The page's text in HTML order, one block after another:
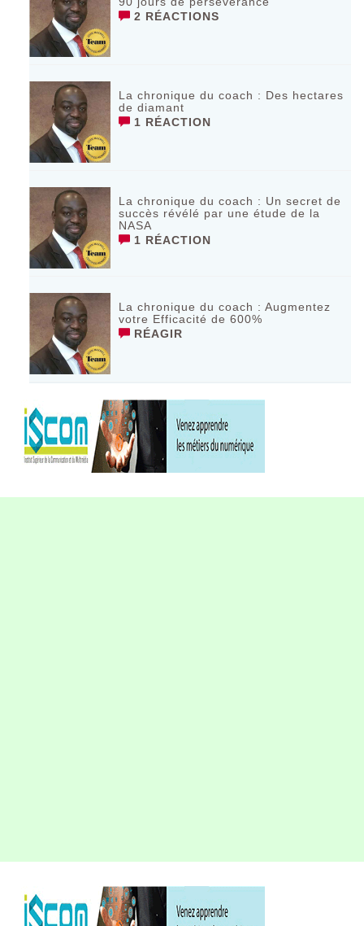
2 RÉACTIONS
La chronique du coach : Des hectares
de diamant
1 RÉACTION
La chronique du coach : Un secret de
succès révélé par une étude de la
NASA
1 RÉACTION
La chronique du coach : Augmentez
votre Efficacité de 600%
RÉAGIR